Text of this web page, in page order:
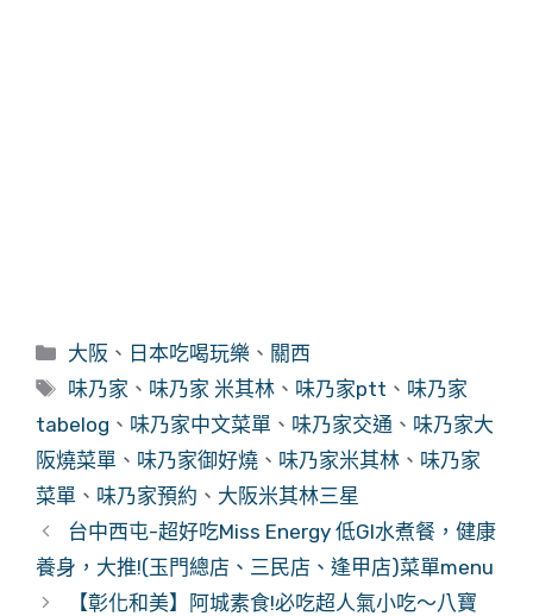
分
類
大阪 、 日本吃喝玩樂 、 關西
標
籤
味乃家 、 味乃家 米其林 、 味乃家ptt 、 味乃家
tabelog 、 味乃家中文菜單 、 味乃家交通 、 味乃家大
阪燒菜單 、 味乃家御好燒 、 味乃家米其林 、 味乃家
菜單 、 味乃家預約 、 大阪米其林三星
台中西屯-超好吃Miss Energy 低GI水煮餐，健康
養身，大推!(玉門總店、三民店、逢甲店)菜單menu
【彰化和美】阿城素食!必吃超人氣小吃～八寶